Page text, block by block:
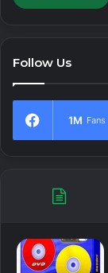
Follow Us
1M Fans